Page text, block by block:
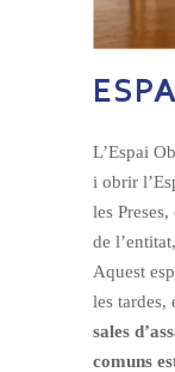
L’Espai
i obrir
les
de
Aquest
les tardes,
sales
comuns